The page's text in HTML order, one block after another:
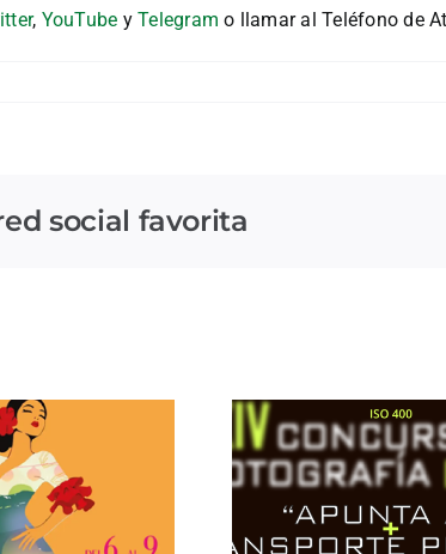
, YouTube yTelegramo llamar al Teléfono de
social favorita